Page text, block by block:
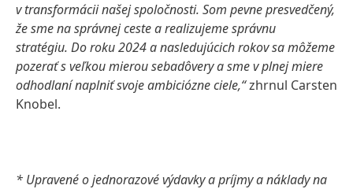
v transformácii našej spoločnosti. Som pevne presvedčený,
že sme na správnej ceste a realizujeme správnu
stratégiu. Do roku 2024 a nasledujúcich rokov sa môžeme
pozerať s veľkou mierou sebadôvery a sme v plnej miere
odhodlaní naplniť svoje ambiciózne ciele,“zhrnul Carsten
Knobel.
* Upravené o jednorazové výdavky a príjmy a náklady na